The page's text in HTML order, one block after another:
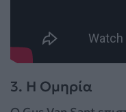
3. Η Ομηρία